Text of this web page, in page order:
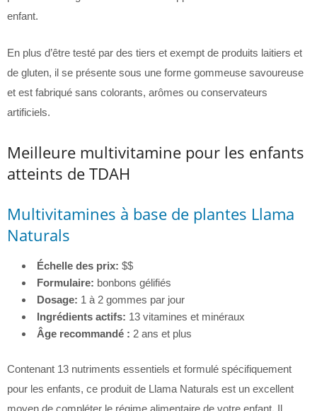
enfant.
En plus d’être testé par des tiers et exempt de produits laitiers et
de gluten, il se présente sous une forme gommeuse savoureuse
et est fabriqué sans colorants, arômes ou conservateurs
artificiels.
Meilleure multivitamine pour les enfants
atteints de TDAH
Multivitamines à base de plantes Llama
Naturals
Échelle des prix: $$
Formulaire: bonbons gélifiés
Dosage: 1 à 2 gommes par jour
Ingrédients actifs: 13 vitamines et minéraux
Âge recommandé : 2 ans et plus
Contenant 13 nutriments essentiels et formulé spécifiquement
pour les enfants, ce produit de Llama Naturals est un excellent
moyen de compléter le régime alimentaire de votre enfant. Il